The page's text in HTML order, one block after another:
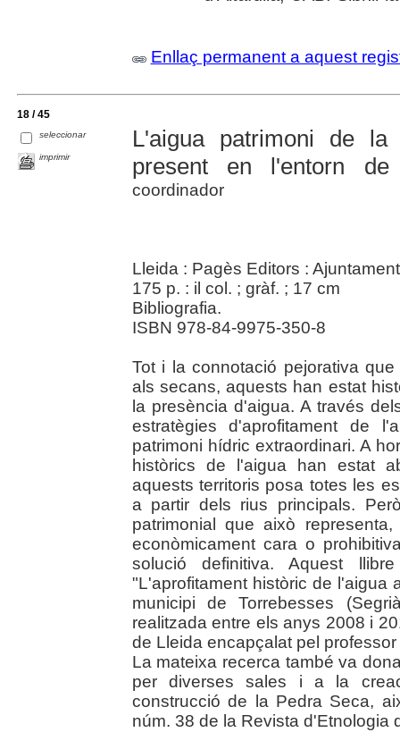
Enllaç permanent a aquest
18 / 45
seleccionar
imprimir
L'aigua patrimoni de
present en l'entorn de
coordinador
Lleida : Pagès Editors :
175 p. : il col. ; gràf. ; 17 cm
Bibliografia.
ISBN 978-84-9975-350-8
Tot i la connotació pejorativa
als secans, aquests han estat
la presència d'aigua. A través
estratègies d'aprofitament de
patrimoni hídric extraordinari. A
històrics de l'aigua han estat
aquests territoris posa totes les
a partir dels rius principals.
patrimonial que això
econòmicament cara o
solució definitiva. Aquest
"L'aprofitament històric de l'aigua
municipi de Torrebesses
realitzada entre els anys 2008 i
de Lleida encapçalat pel
La mateixa recerca també va
per diverses sales i a la
construcció de la Pedra Seca,
núm. 38 de la Revista d'Etnologia